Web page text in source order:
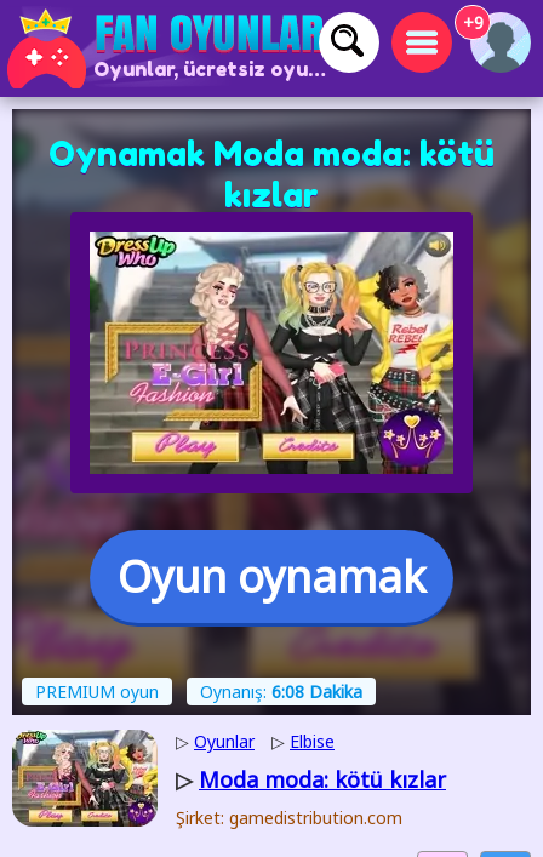
Oyunlar, ücretsiz oyunlar ve çevrimiçi oyunlar
+9
Oynamak Moda moda: kötü
kızlar
Oyun oynamak
PREMIUM oyun Oynanış: 6:08 Dakika
▷ Oyunlar ▷ Elbise
▷ Moda moda: kötü kızlar
Şirket: gamedistribution.com